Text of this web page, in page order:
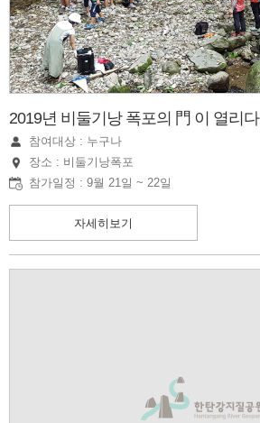
2019년 비둘기낭 폭포의 門 이 열리다
참여대상 : 누구나
장소 : 비둘기낭폭포
참가일정 : 9월 21일 ~ 22일
자세히보기